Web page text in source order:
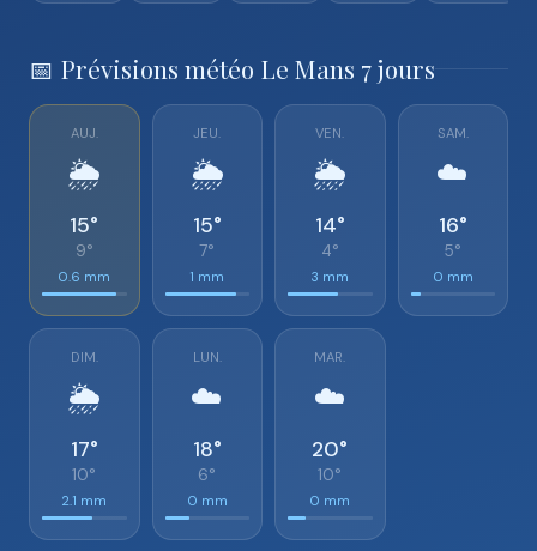
📅 Prévisions météo Le Mans 7 jours
AUJ.
🌦️
15°
9°
0.6 mm
JEU.
🌦️
15°
7°
1 mm
VEN.
🌦️
14°
4°
3 mm
SAM.
☁️
16°
5°
0 mm
DIM.
🌦️
17°
10°
2.1 mm
LUN.
☁️
18°
6°
0 mm
MAR.
☁️
20°
10°
0 mm